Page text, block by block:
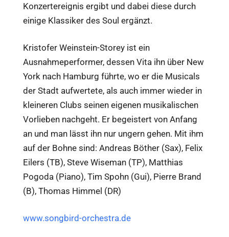
Konzertereignis ergibt und dabei diese durch
einige Klassiker des Soul ergänzt.
Kristofer Weinstein-Storey ist ein
Ausnahmeperformer, dessen Vita ihn über New
York nach Hamburg führte, wo er die Musicals
der Stadt aufwertete, als auch immer wieder in
kleineren Clubs seinen eigenen musikalischen
Vorlieben nachgeht. Er begeistert von Anfang
an und man lässt ihn nur ungern gehen. Mit ihm
auf der Bohne sind: Andreas Böther (Sax), Felix
Eilers (TB), Steve Wiseman (TP), Matthias
Pogoda (Piano), Tim Spohn (Gui), Pierre Brand
(B), Thomas Himmel (DR)
www.songbird-orchestra.de